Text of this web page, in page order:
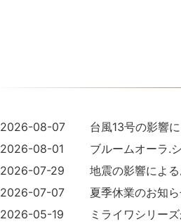
2026-08-07
台風13号の影響
2026-08-01
ブルームオーラ.
2026-07-29
地震の影響によ
2026-07-07
夏季休業のお知
2026-05-19
ミライワシリー